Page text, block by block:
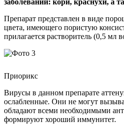
заболеваний: кори, краснухи, а
Препарат представлен в виде
цвета, имеющего пористую
прилагается растворитель (0,5 мл
Приорикс
Вирусы в данном препарате
ослабленные. Они не могут
обладают всеми необходимыми
формируют хороший иммунитет.